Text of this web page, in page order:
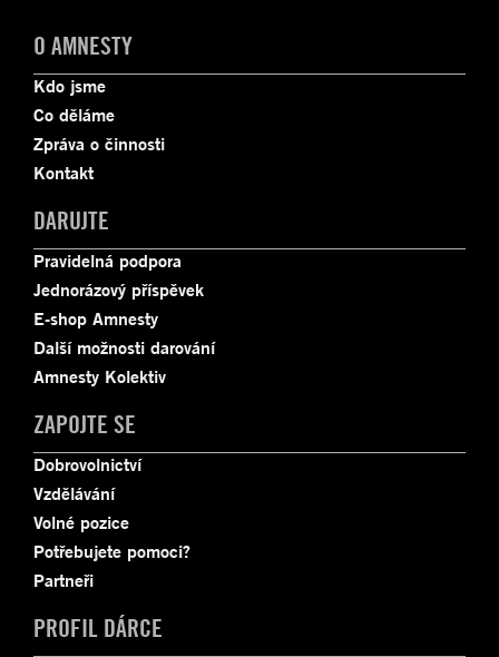
O AMNESTY
Kdo jsme
Co děláme
Zpráva o činnosti
Kontakt
DARUJTE
Pravidelná podpora
Jednorázový příspěvek
E-shop Amnesty
Další možnosti darování
Amnesty Kolektiv
ZAPOJTE SE
Dobrovolnictví
Vzdělávání
Volné pozice
Potřebujete pomoci?
Partneři
PROFIL DÁRCE